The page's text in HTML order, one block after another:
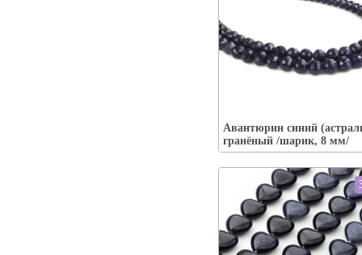
Авантюрин синий
гранёный /шарик, 8 мм/
В корзину